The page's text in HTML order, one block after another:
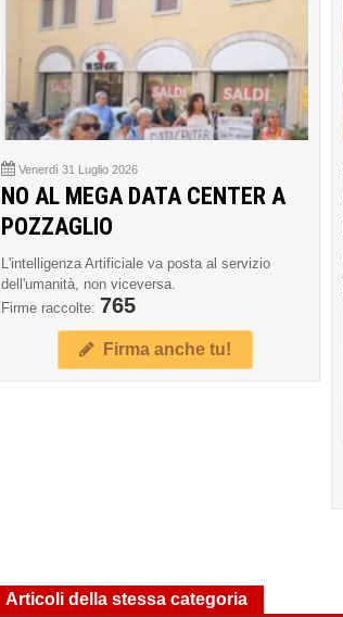
Venerdì 31 Luglio 2026
NO AL MEGA DATA CENTER A
POZZAGLIO
L'intelligenza Artificiale va posta al servizio
dell'umanità, non viceversa.
Firme raccolte: 765
Firma anche tu!
Articoli della stessa categoria